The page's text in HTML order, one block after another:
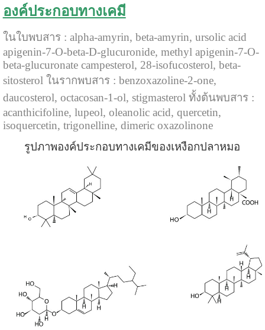
องค์ประกอบทางเคมี
ในใบพบสาร : alpha-amyrin, beta-amyrin, ursolic acid
apigenin-7-O-beta-D-glucuronide, methyl apigenin-7-O-
beta-glucuronate campesterol, 28-isofucosterol, beta-
sitosterol ในรากพบสาร : benzoxazoline-2-one,
daucosterol, octacosan-1-ol, stigmasterol ทั้งต้นพบสาร :
acanthicifoline, lupeol, oleanolic acid, quercetin,
isoquercetin, trigonelline, dimeric oxazolinone
รูปภาพองค์ประกอบทางเคมีของเหงือกปลาหมอ